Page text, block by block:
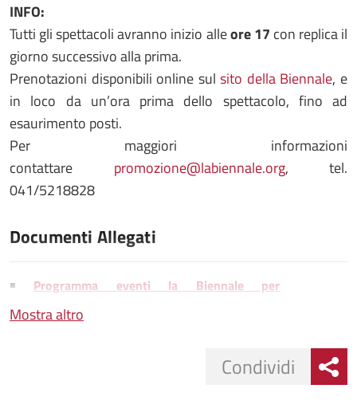
INFO:
Tutti gli spettacoli avranno inizio alleore 17 con replica il
giorno successivo alla prima.
Prenotazioni disponibili online sulsito della Biennale, e
in loco da un’ora prima dello spettacolo, fino ad
esaurimento posti.
Per maggiori informazioni
contattare promozione@labiennale.org, tel.
041/5218828
Documenti Allegati
Programma eventi la Biennale per
Natale.pdf
Mostra altro
Condividi